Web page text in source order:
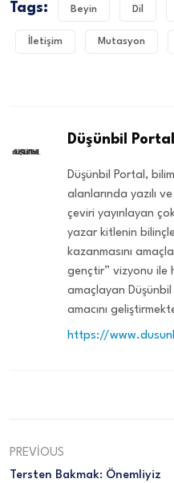
Tags: Beyin Dil
İletişim Mutasyon
Düşünbil Portal
Düşünbil Portal,
alanlarında yazılı
çeviri yayınlayan
yazar kitlenin
kazanmasını
gençtir” vizyonu ile
amaçlayan
amacını
https://
PREVIOUS
Tersten Bakmak: Önemliyiz